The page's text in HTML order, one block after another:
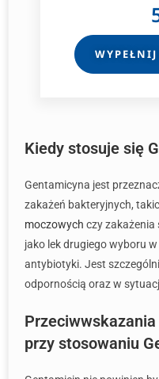
Kiedy stosuje się
Gentamicyna jest
zakażeń bakteryjnych,
moczowych czy zakażenia
jako lek drugiego wyboru
antybiotyki. Jest
odpornością oraz w
przy stosowaniu